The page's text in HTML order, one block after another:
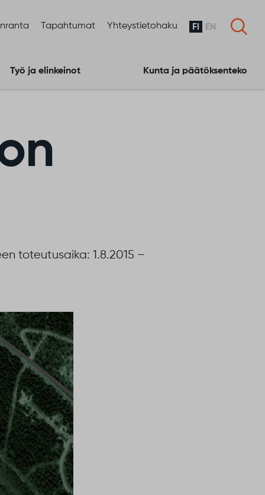
Tapahtumat Yhteystietohaku FI EN
Työ ja elinkeinot Kunta ja päätöksenteko
toteutusaika: 1.8.2015 –